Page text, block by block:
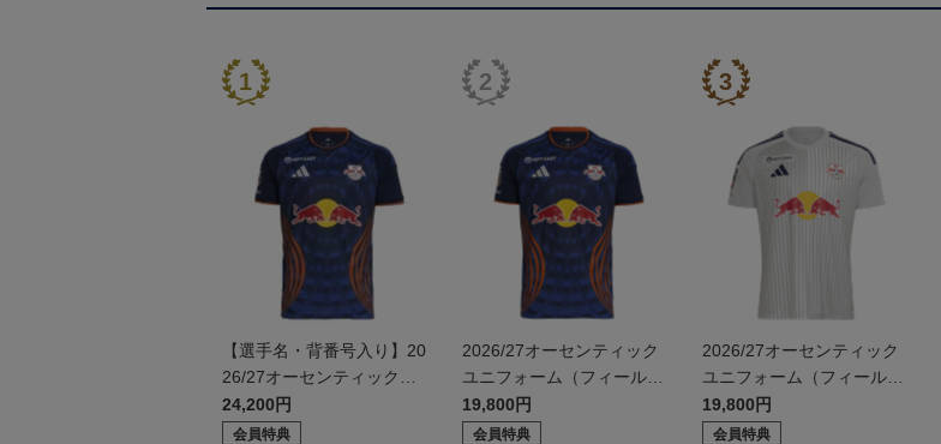
【選手名・背番号入り】20
26/27オーセンティックユ
ニフォーム（フィールド1s
t）
24,200円
会員特典
2026/27オーセンティック
ユニフォーム（フィールド
1st）
19,800円
会員特典
2026/27オーセンティック
ユニフォーム（フィールド
2nd）
19,800円
会員特典